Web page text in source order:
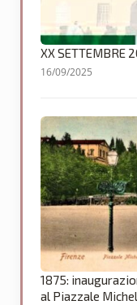
XX SETTEMBRE
16/09/2025
1875:
al Piazzale